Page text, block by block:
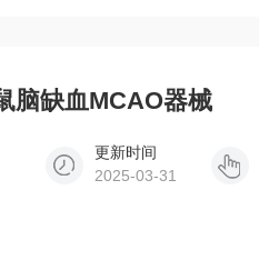
脑缺血MCAO器械
更新时间
2025-03-31